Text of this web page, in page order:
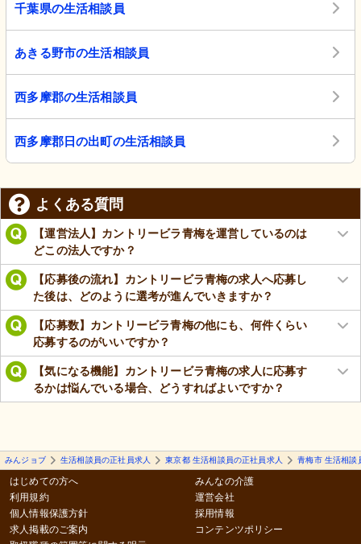
千葉県の生活相談員
あきる野市の生活相談員
西多摩郡の生活相談員
西多摩郡日の出町の生活相談員
よくある質問
【運営法人】カントリービラ青梅を運営しているのは
どこの法人ですか？
【応募後の流れ】カントリービラ青梅の求人へ応募し
た後は、どのように選考が進んでいきますか？
【応募数】カントリービラ青梅の他にも、何件くらい
応募するのがいいですか？
【気になる機能】カントリービラ青梅の求人に応募す
るかは悩んでいる場合、どうすればよいですか？
みんジョブ 生活相談員の正社員求人 東京都 生活相談員の正社員求人 青梅市 生活相談
はじめての方へ
利用規約
個人情報保護方針
求人掲載のご案内
みんなの介護
運営会社
採用情報
コンテンツポリシー